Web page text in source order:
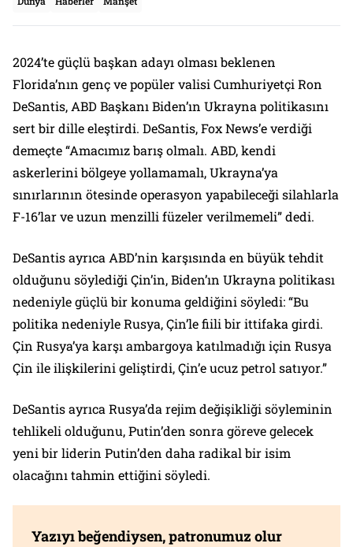
2024’te güçlü başkan adayı olması beklenen
Florida’nın genç ve popüler valisi Cumhuriyetçi Ron
DeSantis, ABD Başkanı Biden’ın Ukrayna politikasını
sert bir dille eleştirdi. DeSantis, Fox News’e verdiği
demeçte “Amacımız barış olmalı. ABD, kendi
askerlerini bölgeye yollamamalı, Ukrayna’ya
sınırlarının ötesinde operasyon yapabileceği silahlarla
F-16’lar ve uzun menzilli füzeler verilmemeli” dedi.
DeSantis ayrıca ABD’nin karşısında en büyük tehdit
olduğunu söylediği Çin’in, Biden’ın Ukrayna politikası
nedeniyle güçlü bir konuma geldiğini söyledi: “Bu
politika nedeniyle Rusya, Çin’le fiili bir ittifaka girdi.
Çin Rusya’ya karşı ambargoya katılmadığı için Rusya
Çin ile ilişkilerini geliştirdi, Çin’e ucuz petrol satıyor.”
DeSantis ayrıca Rusya’da rejim değişikliği söyleminin
tehlikeli olduğunu, Putin’den sonra göreve gelecek
yeni bir liderin Putin’den daha radikal bir isim
olacağını tahmin ettiğini söyledi.
Yazıyı beğendiysen, patronumuz olur